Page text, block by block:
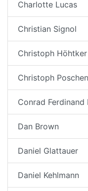
Charlotte Lucas
Christian Signol
Christoph Höhtker
Christoph
Conrad Ferdinand
Dan Brown
Daniel Glattauer
Daniel Kehlmann